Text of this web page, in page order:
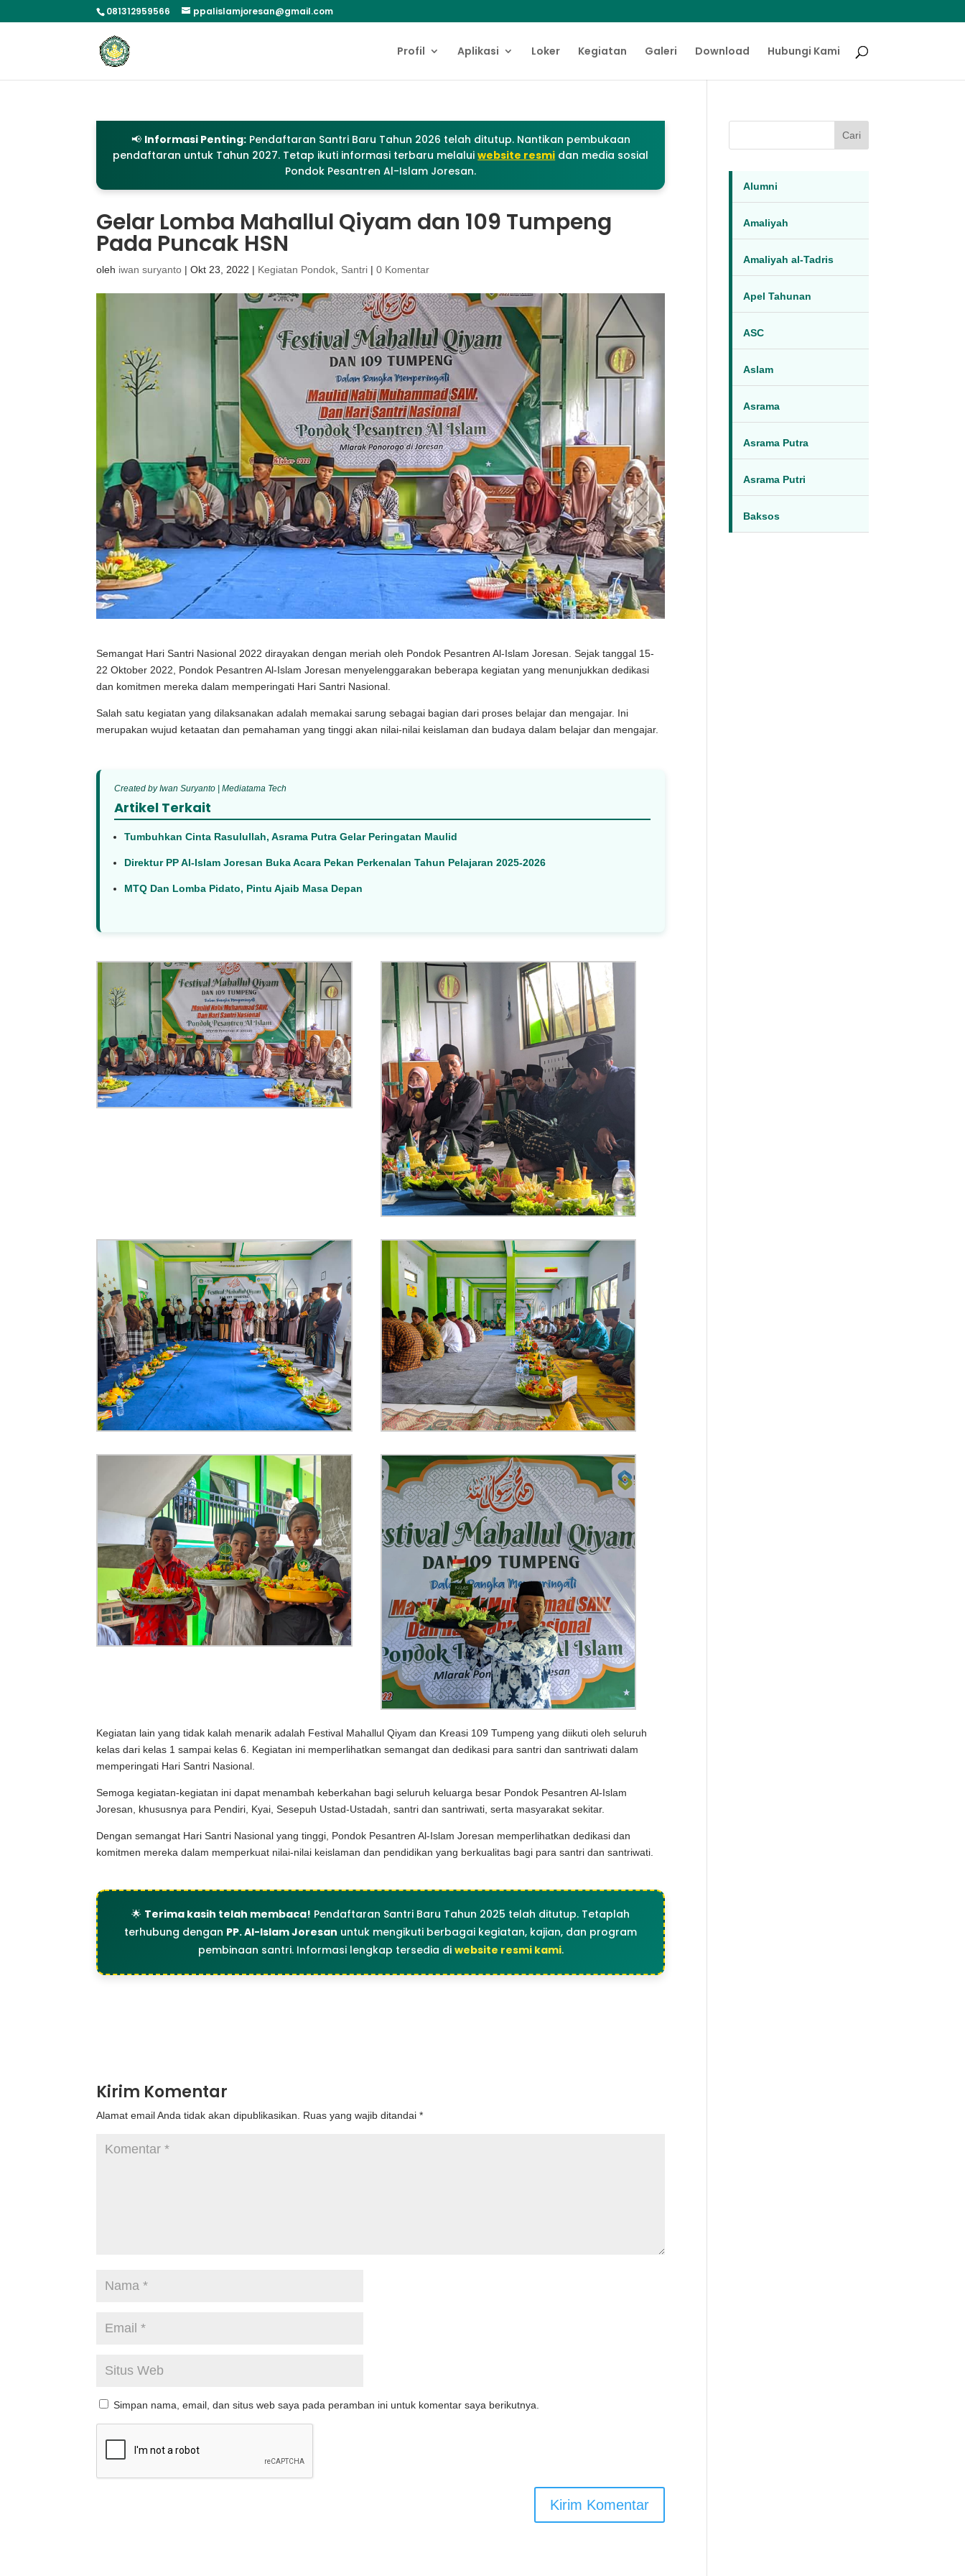
081312959566 ppalislamjoresan@gmail.com
Profil Aplikasi Loker Kegiatan Galeri Download Hubungi Kami
📢 Informasi Penting:Pendaftaran Santri Baru Tahun 2026 telah ditutup. Nantikan pembukaan
pendaftaran untuk Tahun 2027. Tetap ikuti informasi terbaru melaluiwebsite resmi dan media sosial
Pondok Pesantren Al-Islam Joresan.
Gelar Lomba Mahallul Qiyam dan 109 Tumpeng
Pada Puncak HSN
oleh iwan suryanto |Okt 23, 2022 | Kegiatan Pondok Santri |0 Komentar
Semangat Hari Santri Nasional 2022 dirayakan dengan meriah oleh Pondok Pesantren Al-Islam Joresan. Sejak tanggal 15-
22 Oktober 2022, Pondok Pesantren Al-Islam Joresan menyelenggarakan beberapa kegiatan yang menunjukkan dedikasi
dan komitmen mereka dalam memperingati Hari Santri Nasional.
Salah satu kegiatan yang dilaksanakan adalah memakai sarung sebagai bagian dari proses belajar dan mengajar. Ini
merupakan wujud ketaatan dan pemahaman yang tinggi akan nilai-nilai keislaman dan budaya dalam belajar dan mengajar.
Created by Iwan Suryanto | Mediatama Tech
Artikel Terkait
Tumbuhkan Cinta Rasulullah, Asrama Putra Gelar Peringatan Maulid
Direktur PP Al-Islam Joresan Buka Acara Pekan Perkenalan Tahun Pelajaran 2025-2026
MTQ Dan Lomba Pidato, Pintu Ajaib Masa Depan
Kegiatan lain yang tidak kalah menarik adalah Festival Mahallul Qiyam dan Kreasi 109 Tumpeng yang diikuti oleh seluruh
kelas dari kelas 1 sampai kelas 6. Kegiatan ini memperlihatkan semangat dan dedikasi para santri dan santriwati dalam
memperingati Hari Santri Nasional.
Semoga kegiatan-kegiatan ini dapat menambah keberkahan bagi seluruh keluarga besar Pondok Pesantren Al-Islam
Joresan, khususnya para Pendiri, Kyai, Sesepuh Ustad-Ustadah, santri dan santriwati, serta masyarakat sekitar.
Dengan semangat Hari Santri Nasional yang tinggi, Pondok Pesantren Al-Islam Joresan memperlihatkan dedikasi dan
komitmen mereka dalam memperkuat nilai-nilai keislaman dan pendidikan yang berkualitas bagi para santri dan santriwati.
🌟 Terima kasih telah membaca! Pendaftaran Santri Baru Tahun 2025 telah ditutup. Tetaplah
terhubung dengan PP. Al-Islam Joresan untuk mengikuti berbagai kegiatan, kajian, dan program
pembinaan santri. Informasi lengkap tersedia di website resmi kami.
Kirim Komentar
Alamat email Anda tidak akan dipublikasikan. Ruas yang wajib ditandai*
Simpan nama, email, dan situs web saya pada peramban ini untuk komentar saya berikutnya.
Cari
Alumni
Amaliyah
Amaliyah al-Tadris
Apel Tahunan
ASC
Aslam
Asrama
Asrama Putra
Asrama Putri
Baksos